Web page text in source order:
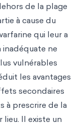
de la plage
à cause du
qui leur a
ne
vulnérables
les avantages
secondaires
à prescrire de la
lieu. Il existe un